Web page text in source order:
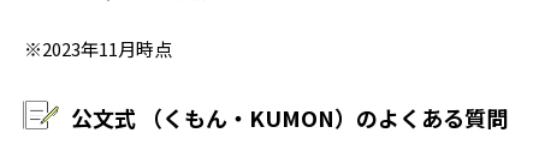
※2023年11月時点
公文式 （くもん・KUMON）のよくある質問